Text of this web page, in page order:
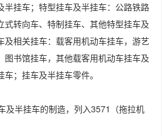
半挂车；特型挂车及半挂车：公路铁路
式转向车、特制挂车、其他特型挂车及
及相关挂车：载客用机动车挂车，游艺
图书馆挂车，其他载客用机动车挂车及
；挂车及半挂车零件。
半挂车的制造，列入3571（拖拉机